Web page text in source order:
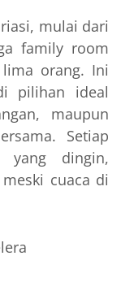
mulai dari
family room
orang. Ini
pilihan ideal
maupun
Setiap
yang dingin,
cuaca di